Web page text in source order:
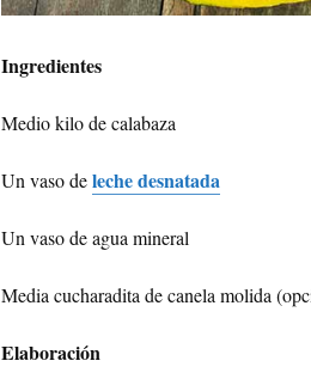
Ingredientes
Medio kilo de calabaza
Un vaso deleche desnatada
Un vaso de agua mineral
Media cucharadita de canela molida
Elaboración